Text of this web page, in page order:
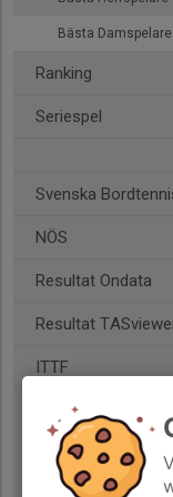
Bästa Damspelare
Ranking
Seriespel
Svenska
NÖS
Resultat Ondata
Resultat
ITTF